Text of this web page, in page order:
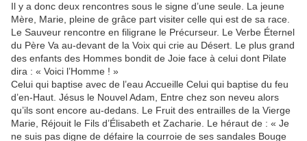
Il y a donc deux rencontres sous le signe d’une seule. La jeune
Mère, Marie, pleine de grâce part visiter celle qui est de sa race.
Le Sauveur rencontre en filigrane le Précurseur. Le Verbe Éternel
du Père Va au-devant de la Voix qui crie au Désert. Le plus grand
des enfants des Hommes bondit de Joie face à celui dont Pilate
dira : « Voici l’Homme ! »
Celui qui baptise avec de l’eau Accueille Celui qui baptise du feu
d’en-Haut. Jésus le Nouvel Adam, Entre chez son neveu alors
qu’ils sont encore au-dedans. Le Fruit des entrailles de la Vierge
Marie, Réjouit le Fils d’Élisabeth et Zacharie. Le héraut de : « Je
ne suis pas digne de défaire la courroie de ses sandales Bouge